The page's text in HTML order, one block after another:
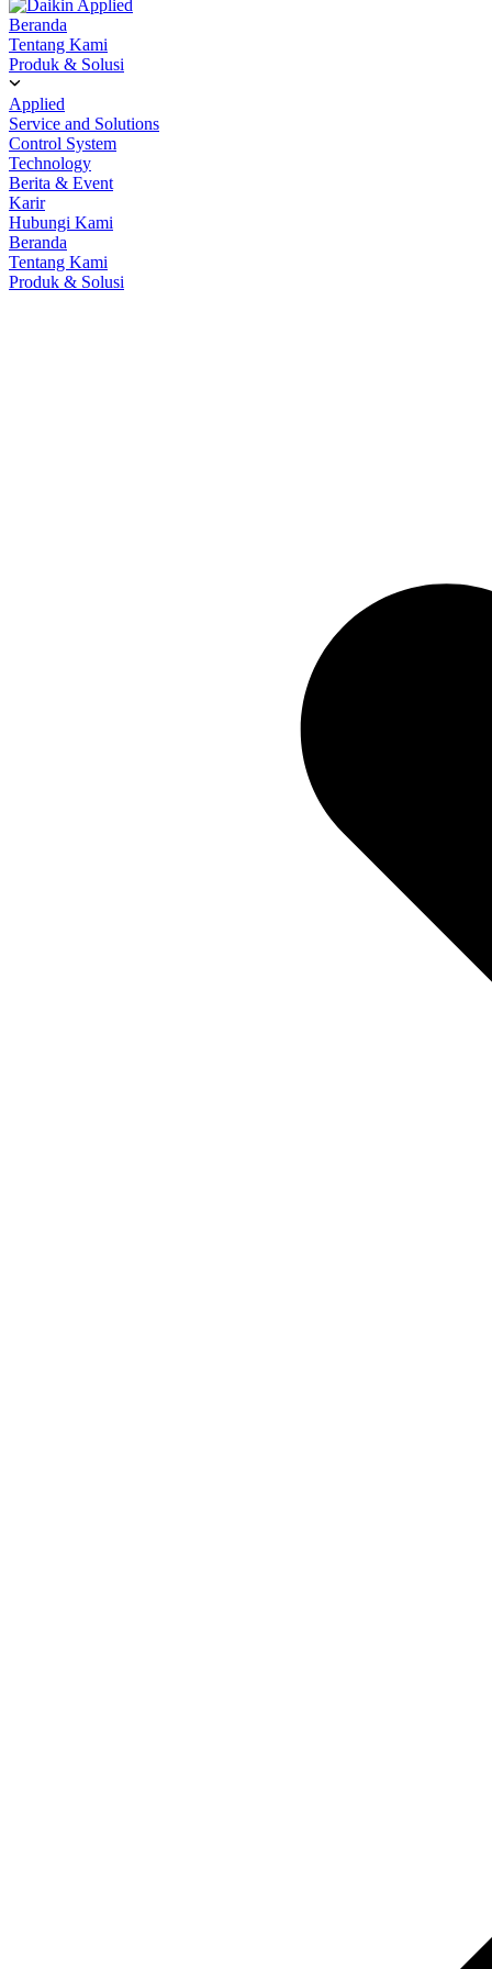
Beranda
Tentang Kami
Produk & Solusi
Applied
Service and Solutions
Control System
Technology
Berita & Event
Karir
Hubungi Kami
Beranda
Tentang Kami
Produk & Solusi